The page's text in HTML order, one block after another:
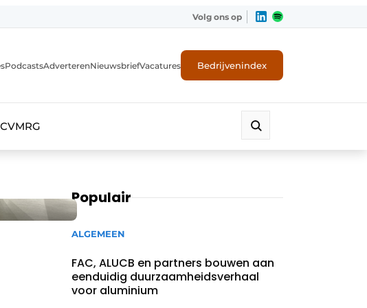
Volg ons op
PodcastsAdverterenNieuwsbriefVacatures Bedrijvenindex
VMRG
Populair
ALGEMEEN
FAC, ALUCB en partners bouwen aan
eenduidig duurzaamheidsverhaal
voor aluminium